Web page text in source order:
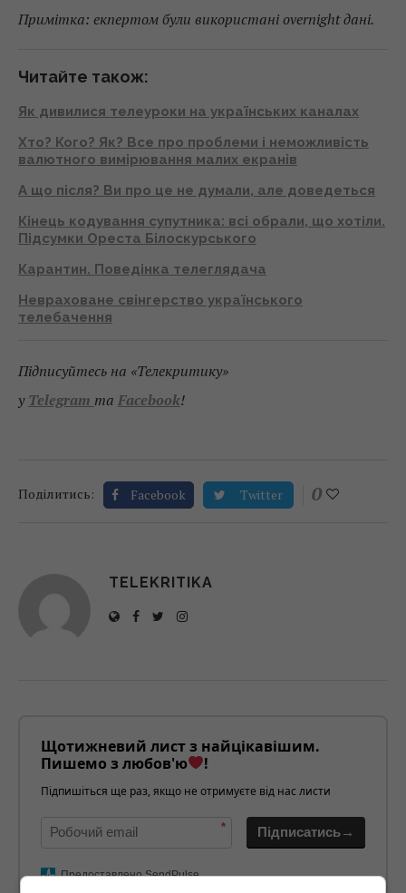
Примітка: екпертом були використані overnight дані.
Читайте також:
Як дивилися телеуроки на українських каналах
Хто? Кого? Як? Все про проблеми і неможливість
валютного вимірювання малих екранів
А що після? Ви про це не думали, але доведеться
Кінець кодування супутника: всі обрали, що хотіли.
Підсумки Ореста Білоскурського
Карантин. Поведінка телеглядача
Невраховане свінгерство українського
телебачення
Підписуйтесь на «Телекритику»
у Telegram та Facebook!
Поділитись: Facebook Twitter 0
TELEKRITIKA
Щотижневий лист з найцікавішим.
Пишемо з любов'ю
!
Підпишіться ще раз, якщо не отримуєте від нас листи
* Підписатись→
Предоставлено SendPulse